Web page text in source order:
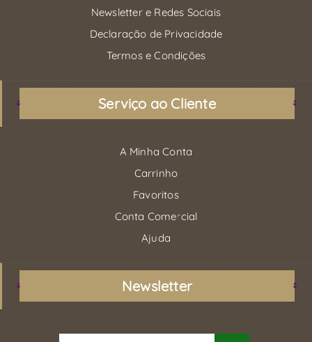
Newsletter e Redes Sociais
Declaração de Privacidade
Termos e Condições
Serviço ao Cliente
A Minha Conta
Carrinho
Favoritos
Conta Comercial
Ajuda
Newsletter